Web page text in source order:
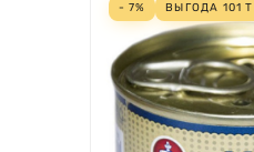
- 7% ВЫГОДА 101 Т